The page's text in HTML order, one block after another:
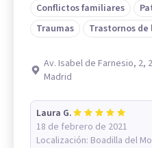
Conflictos familiares
Traumas
Trastornos
Av. Isabel de Farnesio, 2,
Madrid
Laura G.
18 de febrero de 2021
Localización: Boadilla del